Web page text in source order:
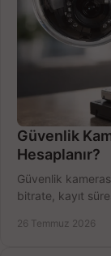
Güvenlik
Hesaplanır?
Güvenlik
bitrate, kayıt
26 Temmuz 2026